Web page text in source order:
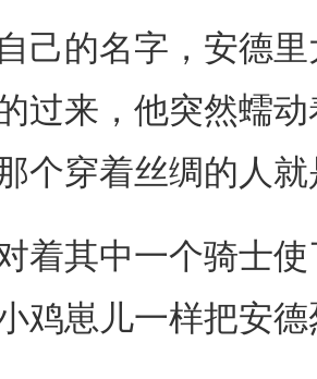
的名字，安德里
过来，他突然蠕
个穿着丝绸的人就
其中一个骑士使
鸡崽儿一样把安